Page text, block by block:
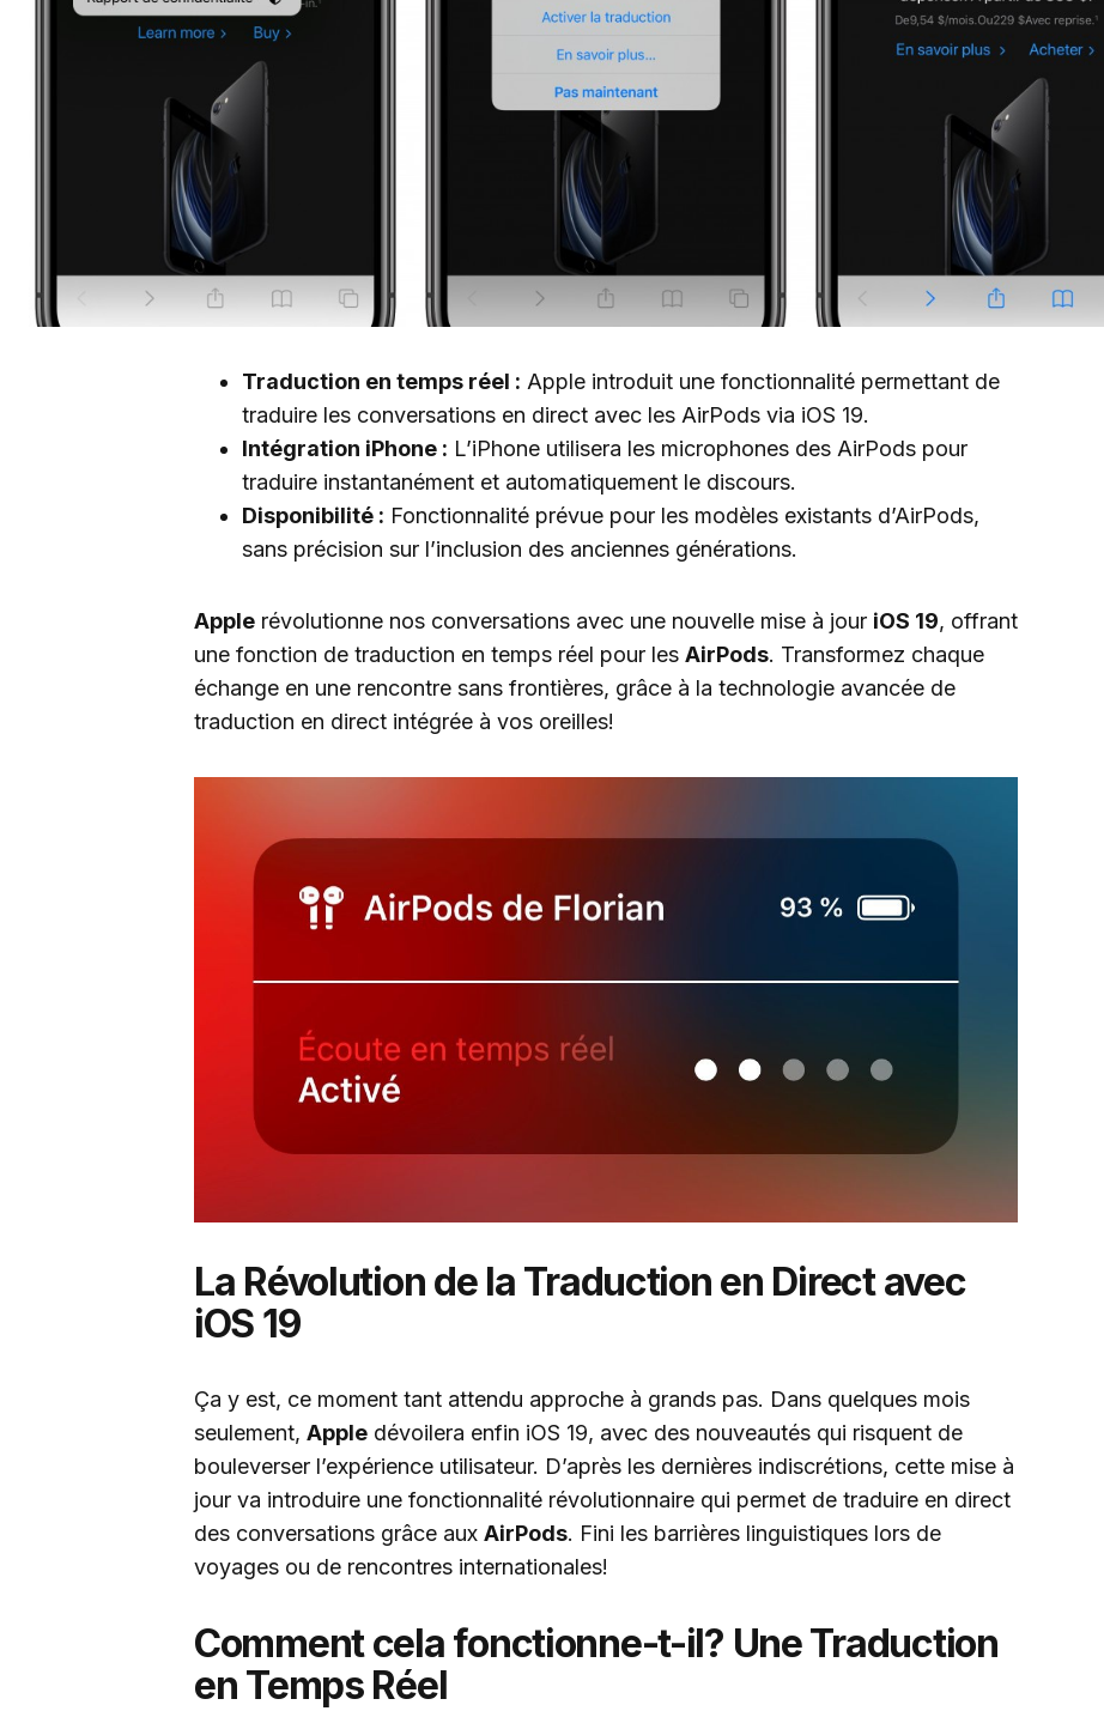
Traduction en temps réel : Apple introduit une fonctionnalité permettant de
traduire les conversations en direct avec les AirPods via iOS 19.
Intégration iPhone : L’iPhone utilisera les microphones des AirPods pour
traduire instantanément et automatiquement le discours.
Disponibilité : Fonctionnalité prévue pour les modèles existants d’AirPods,
sans précision sur l’inclusion des anciennes générations.
Apple révolutionne nos conversations avec une nouvelle mise à jour iOS 19, offrant
une fonction de traduction en temps réel pour les AirPods. Transformez chaque
échange en une rencontre sans frontières, grâce à la technologie avancée de
traduction en direct intégrée à vos oreilles!
La Révolution de la Traduction en Direct avec
iOS 19
Ça y est, ce moment tant attendu approche à grands pas. Dans quelques mois
seulement, Apple dévoilera enfin iOS 19, avec des nouveautés qui risquent de
bouleverser l’expérience utilisateur. D’après les dernières indiscrétions, cette mise à
jour va introduire une fonctionnalité révolutionnaire qui permet de traduire en direct
des conversations grâce aux AirPods. Fini les barrières linguistiques lors de
voyages ou de rencontres internationales!
Comment cela fonctionne-t-il? Une Traduction
en Temps Réel